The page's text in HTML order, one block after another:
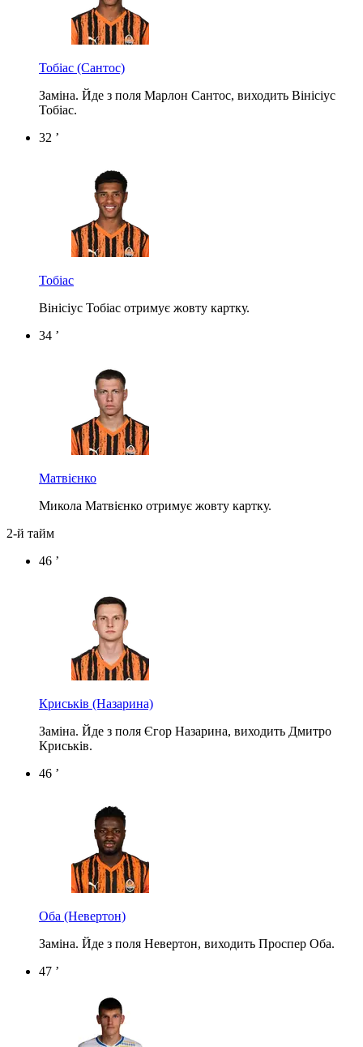
Тобіас (Сантос)
Заміна. Йде з поля Марлон Сантос, виходить Вінісіус
Тобіас.
32 ’
Тобіас
Вінісіус Тобіас отримує жовту картку.
34 ’
Матвієнко
Микола Матвієнко отримує жовту картку.
2-й тайм
46 ’
Криськів (Назарина)
Заміна. Йде з поля Єгор Назарина, виходить Дмитро
Криськів.
46 ’
Оба (Невертон)
Заміна. Йде з поля Невертон, виходить Проспер Оба.
47 ’